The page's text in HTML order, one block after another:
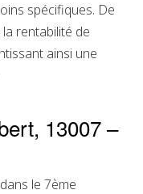
spécifiques. De
la rentabilité de
ainsi une
13007 –
le 7ème